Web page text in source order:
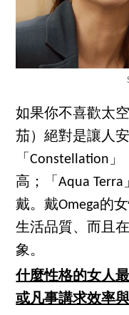
如果你不喜歡太
茄）絕對是讓人
「Constellation
高；「Aqua
戴。戴Omega的
生活品質、而且
象。
什麼性格的女人
或凡事講求效率